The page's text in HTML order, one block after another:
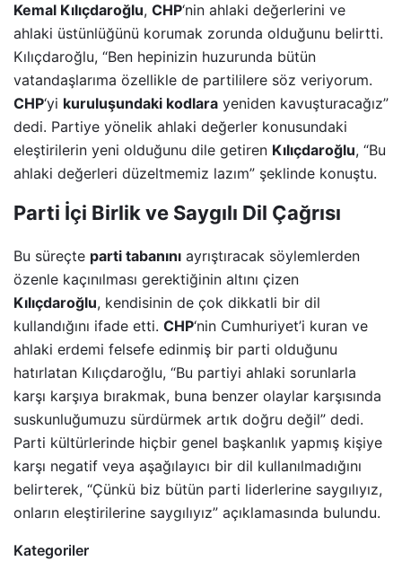
Kemal Kılıçdaroğlu, CHP‘nin ahlaki değerlerini ve
ahlaki üstünlüğünü korumak zorunda olduğunu belirtti.
Kılıçdaroğlu, “Ben hepinizin huzurunda bütün
vatandaşlarıma özellikle de partililere söz veriyorum.
CHP‘yi kuruluşundaki kodlara yeniden kavuşturacağız”
dedi. Partiye yönelik ahlaki değerler konusundaki
eleştirilerin yeni olduğunu dile getiren Kılıçdaroğlu, “Bu
ahlaki değerleri düzeltmemiz lazım” şeklinde konuştu.
Parti İçi Birlik ve Saygılı Dil Çağrısı
Bu süreçte parti tabanını ayrıştıracak söylemlerden
özenle kaçınılması gerektiğinin altını çizen
Kılıçdaroğlu, kendisinin de çok dikkatli bir dil
kullandığını ifade etti. CHP‘nin Cumhuriyet’i kuran ve
ahlaki erdemi felsefe edinmiş bir parti olduğunu
hatırlatan Kılıçdaroğlu, “Bu partiyi ahlaki sorunlarla
karşı karşıya bırakmak, buna benzer olaylar karşısında
suskunluğumuzu sürdürmek artık doğru değil” dedi.
Parti kültürlerinde hiçbir genel başkanlık yapmış kişiye
karşı negatif veya aşağılayıcı bir dil kullanılmadığını
belirterek, “Çünkü biz bütün parti liderlerine saygılıyız,
onların eleştirilerine saygılıyız” açıklamasında bulundu.
Kategoriler